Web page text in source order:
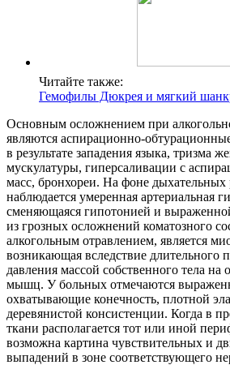
Читайте также:
Гемофилы Дюкрея и мягкий
Основным осложнением при
являются аспирационно-
в результате западения языка, тризма
мускулатуры, гиперсаливации с
масс, бронхореи. На фоне дыхательных
наблюдается умеренная артериальная
сменяющаяся гипотонией и
из грозных осложнений коматозного
алкогольным отравлением, является
возникающая вследствие длительного
давления массой собственного тела на
мышц. У больных отмечаются
охватывающие конечность, плотной
деревянистой консистенции. Когда в
ткани располагается тот или иной
возможна картина чувствительных и
выпадений в зоне соответствующего